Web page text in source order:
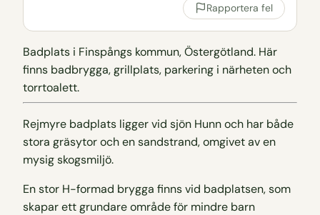
Rapportera fel
Badplats i Finspångs kommun, Östergötland. Här
finns badbrygga, grillplats, parkering i närheten och
torrtoalett.
Rejmyre badplats ligger vid sjön Hunn och har både
stora gräsytor och en sandstrand, omgivet av en
mysig skogsmiljö.
En stor H-formad brygga finns vid badplatsen, som
skapar ett grundare område för mindre barn